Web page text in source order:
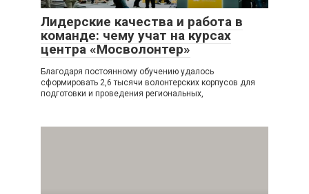
Лидерские качества и работа в
команде: чему учат на курсах
центра «Мосволонтер»
Благодаря постоянному обучению удалось
сформировать 2,6 тысячи волонтерских корпусов для
подготовки и проведения региональных,